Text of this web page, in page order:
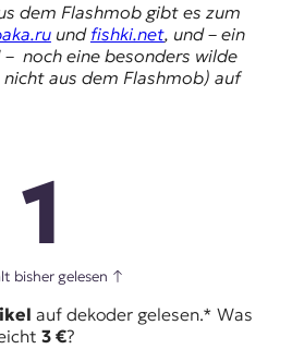
dem Flashmob gibt es zum
und fishki.net, und – ein
– noch eine besonders wilde
aus dem Flashmob) auf
1
bisher gelesen ↑
auf dekoder gelesen.* Was
3 €?